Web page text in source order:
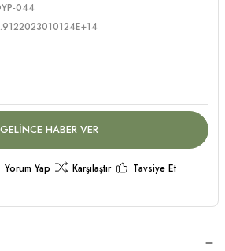
044
GELİNCE HABER VER
Yorum Yap Karşılaştır
Tavsiye Et